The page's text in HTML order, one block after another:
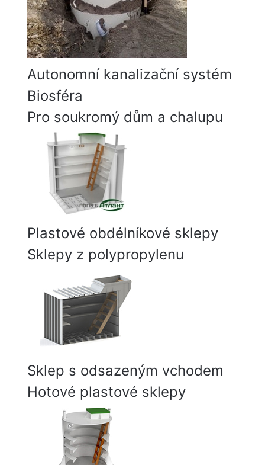
Autonomní kanalizační systém
Biosféra
Pro soukromý dům a chalupu
Plastové obdélníkové sklepy
Sklepy z polypropylenu
Sklep s odsazeným vchodem
Hotové plastové sklepy